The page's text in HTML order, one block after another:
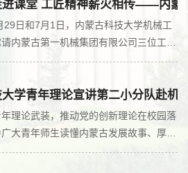
院全体教职工参加了学习。党课围绕深
行正确政绩观的重大意义、准确把握树
绩观的科学内涵、以正确政绩观推动学
课堂 工匠精神薪火相传——内蒙
29日和7月1日，内蒙古科技大学机械工
内蒙古第一机械集团有限公司三位工艺
制造工艺学》课堂，为本科生带来系列
础到应用的完整知识链。6月24日，首
制造工艺，结合典型零部件加工案例，
路线设计、工序优化对机械产品质量的
学青年理论宣讲第二小分队赴机
理论武装，推动党的创新理论在校园落
大青年师生读懂内蒙古发展故事、厚植
6月25日下午，内蒙古科技大学青年理